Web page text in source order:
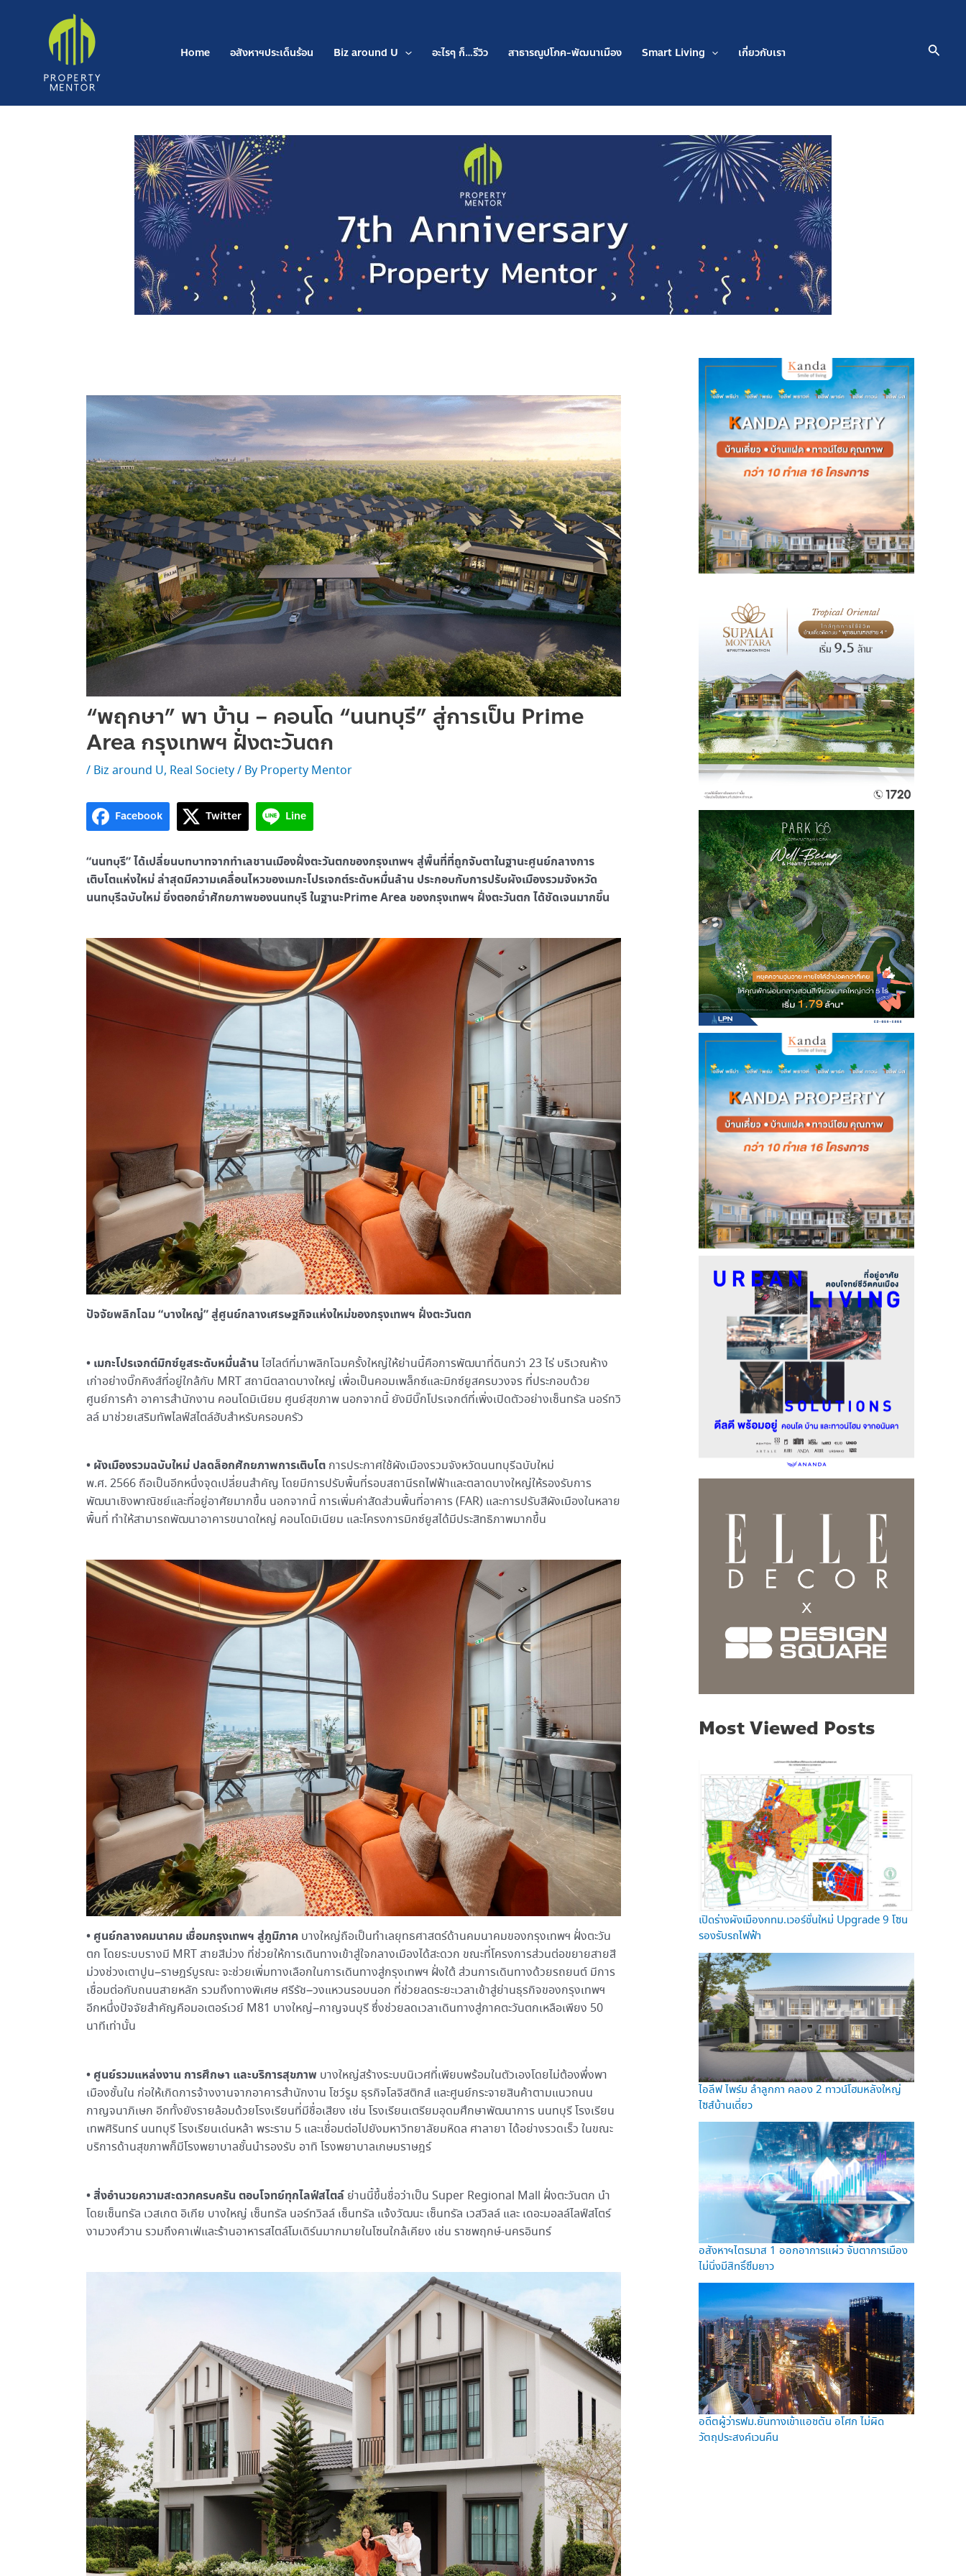
Home อสังหาฯประเด็นร้อน Biz around U อะไรๆ ก็…รีวิว สาธารณูปโภค-พัฒนาเมือง Smart Living เกี่ยวกับเรา
“พฤกษา” พา บ้าน – คอนโด “นนทบุรี” สู่การเป็น Prime
Area กรุงเทพฯ ฝั่งตะวันตก
/ Biz around U, Real Society/ By Property Mentor
Facebook Twitter Line
“นนทบุรี” ได้เปลี่ยนบทบาทจากทำเลชานเมืองฝั่งตะวันตกของกรุงเทพฯ สู่พื้นที่ที่ถูกจับตาในฐานะศูนย์กลางการ
เติบโตแห่งใหม่ ล่าสุดมีความเคลื่อนไหวของเมกะโปรเจกต์ระดับหมื่นล้าน ประกอบกับการปรับผังเมืองรวมจังหวัด
นนทบุรีฉบับใหม่ ยิ่งตอกย้ำศักยภาพของนนทบุรี ในฐานะPrime Area ของกรุงเทพฯ ฝั่งตะวันตก ได้ชัดเจนมากขึ้น
ปัจจัยพลิกโฉม “บางใหญ่” สู่ศูนย์กลางเศรษฐกิจแห่งใหม่ของกรุงเทพฯ ฝั่งตะวันตก
• เมกะโปรเจกต์มิกซ์ยูสระดับหมื่นล้าน ไฮไลต์ที่มาพลิกโฉมครั้งใหญ่ให้ย่านนี้คือการพัฒนาที่ดินกว่า 23 ไร่ บริเวณห้าง
เก่าอย่างบิ๊กคิงส์ที่อยู่ใกล้กับ MRT สถานีตลาดบางใหญ่ เพื่อเป็นคอมเพล็กซ์และมิกซ์ยูสครบวงจร ที่ประกอบด้วย
ศูนย์การค้า อาคารสำนักงาน คอนโดมิเนียม ศูนย์สุขภาพ นอกจากนี้ ยังมีบิ๊กโปรเจกต์ที่เพิ่งเปิดตัวอย่างเซ็นทรัล นอร์ทวิ
ลล์ มาช่วยเสริมทัพไลฟ์สไตล์ฮับสำหรับครอบครัว
• ผังเมืองรวมฉบับใหม่ ปลดล็อกศักยภาพการเติบโต การประกาศใช้ผังเมืองรวมจังหวัดนนทบุรีฉบับใหม่
พ.ศ. 2566 ถือเป็นอีกหนึ่งจุดเปลี่ยนสำคัญ โดยมีการปรับพื้นที่รอบสถานีรถไฟฟ้าและตลาดบางใหญ่ให้รองรับการ
พัฒนาเชิงพาณิชย์และที่อยู่อาศัยมากขึ้น นอกจากนี้ การเพิ่มค่าสัดส่วนพื้นที่อาคาร (FAR) และการปรับสีผังเมืองในหลาย
พื้นที่ ทำให้สามารถพัฒนาอาคารขนาดใหญ่ คอนโดมิเนียม และโครงการมิกซ์ยูสได้มีประสิทธิภาพมากขึ้น
• ศูนย์กลางคมนาคม เชื่อมกรุงเทพฯ สู่ภูมิภาค บางใหญ่ถือเป็นทำเลยุทธศาสตร์ด้านคมนาคมของกรุงเทพฯ ฝั่งตะวัน
ตก โดยระบบรางมี MRT สายสีม่วง ที่ช่วยให้การเดินทางเข้าสู่ใจกลางเมืองได้สะดวก ขณะที่โครงการส่วนต่อขยายสายสี
ม่วงช่วงเตาปูน–ราษฎร์บูรณะ จะช่วยเพิ่มทางเลือกในการเดินทางสู่กรุงเทพฯ ฝั่งใต้ ส่วนการเดินทางด้วยรถยนต์ มีการ
เชื่อมต่อกับถนนสายหลัก รวมถึงทางพิเศษ ศรีรัช–วงแหวนรอบนอก ที่ช่วยลดระยะเวลาเข้าสู่ย่านธุรกิจของกรุงเทพฯ
อีกหนึ่งปัจจัยสำคัญคือมอเตอร์เวย์ M81 บางใหญ่–กาญจนบุรี ซึ่งช่วยลดเวลาเดินทางสู่ภาคตะวันตกเหลือเพียง 50
นาทีเท่านั้น
• ศูนย์รวมแหล่งงาน การศึกษา และบริการสุขภาพ บางใหญ่สร้างระบบนิเวศที่เพียบพร้อมในตัวเองโดยไม่ต้องพึ่งพา
เมืองชั้นใน ก่อให้เกิดการจ้างงานจากอาคารสำนักงาน โชว์รูม ธุรกิจโลจิสติกส์ และศูนย์กระจายสินค้าตามแนวถนน
กาญจนาภิเษก อีกทั้งยังรายล้อมด้วยโรงเรียนที่มีชื่อเสียง เช่น โรงเรียนเตรียมอุดมศึกษาพัฒนาการ นนทบุรี โรงเรียน
เทพศิรินทร์ นนทบุรี โรงเรียนเด่นหล้า พระราม 5 และเชื่อมต่อไปยังมหาวิทยาลัยมหิดล ศาลายา ได้อย่างรวดเร็ว ในขณะ
บริการด้านสุขภาพก็มีโรงพยาบาลชั้นนำรองรับ อาทิ โรงพยาบาลเกษมราษฎร์
•สิ่งอำนวยความสะดวกครบครัน ตอบโจทย์ทุกไลฟ์สไตล์ ย่านนี้ขึ้นชื่อว่าเป็น Super Regional Mall ฝั่งตะวันตก นำ
โดยเซ็นทรัล เวสเกต อิเกีย บางใหญ่ เซ็นทรัล นอร์ทวิลล์ เซ็นทรัล แจ้งวัฒนะ เซ็นทรัล เวสวิลล์ และ เดอะมอลล์ไลฟ์สโตร์
งามวงศ์วาน รวมถึงคาเฟ่และร้านอาหารสไตล์โมเดิร์นมากมายในโซนใกล้เคียง เช่น ราชพฤกษ์-นครอินทร์
navigation
Most Viewed Posts
เปิดร่างผังเมืองกทม.เวอร์ชั่นใหม่ Upgrade 9 โซน
รองรับรถไฟฟ้า
ไอลีฟ ไพร์ม ลำลูกกา คลอง 2 ทาวน์โฮมหลังใหญ่
ไซส์บ้านเดี่ยว
อสังหาฯไตรมาส 1 ออกอาการแผ่ว จับตาการเมือง
ไม่นิ่งมีสิทธิ์ซึมยาว
อดีตผู้ว่ารฟม.ยันทางเข้าแอชตัน อโศก ไม่ผิด
วัตถุประสงค์เวนคืน